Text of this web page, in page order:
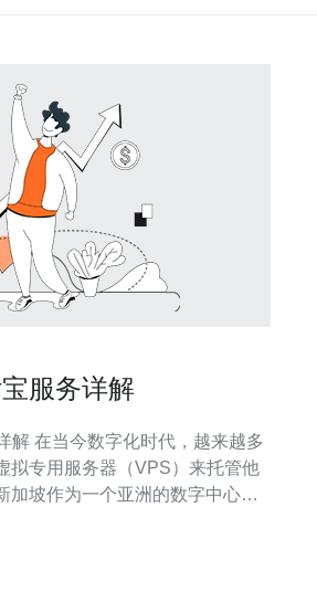
服务详解
来越多
拟专用服务器（VPS）来托管他
加坡作为一个亚洲的数字中心，
被越来越多的人选择作为支付